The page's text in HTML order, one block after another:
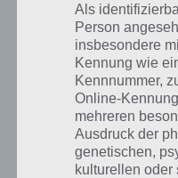
Wir hatten viel Spaß in Tail
Steuerung zum Sieg geführt
schwierig, da es hier auf eine
ist für Android und iOS
Tail Drift für
Im Google Play Store ist Tail
Als
Person
insbesondere
Kennung wie
Kennnummer,
Online-
mehreren
Ausdruck der
genetischen,
kulturellen oder